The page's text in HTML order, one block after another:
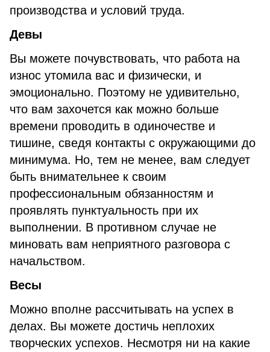
производства и условий труда.
Девы
Вы можете почувствовать, что работа на
износ утомила вас и физически, и
эмоционально. Поэтому не удивительно,
что вам захочется как можно больше
времени проводить в одиночестве и
тишине, сведя контакты с окружающими до
минимума. Но, тем не менее, вам следует
быть внимательнее к своим
профессиональным обязанностям и
проявлять пунктуальность при их
выполнении. В противном случае не
миновать вам неприятного разговора с
начальством.
Весы
Можно вполне рассчитывать на успех в
делах. Вы можете достичь неплохих
творческих успехов. Несмотря ни на какие